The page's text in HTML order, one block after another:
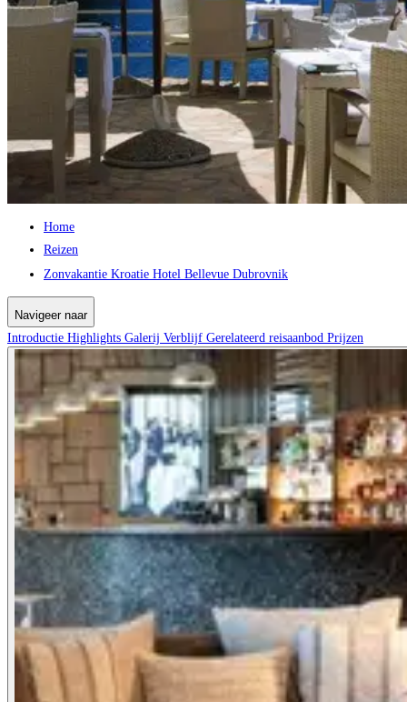
Home
Reizen
Zonvakantie Kroatie Hotel Bellevue Dubrovnik
Navigeer naar
Introductie Highlights Galerij Verblijf Gerelateerd reisaanbod Prijzen